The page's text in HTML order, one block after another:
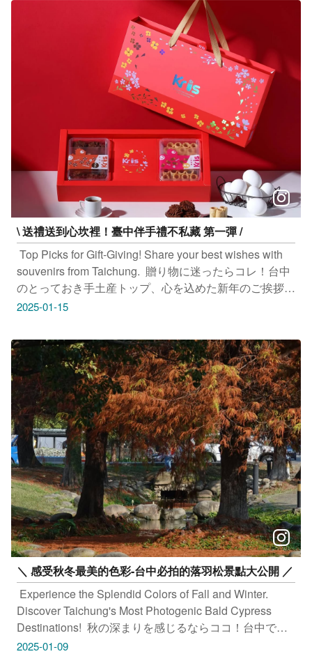
採購口袋名單，一起來採買！ ​ 天津路年貨大街▶ 每到過
年，商圈變年貨大街，臺中天津路年貨大街，在地人每年
必備的年前行程 ​ 台中一中年貨大街▶ 不只擁有臺中美
食，還可以買新衣、逛市集、玩遊戲，和滿額摸彩活動 ​ ​
天津路年貨大街 地址：台中市天津路(中清路至梅川路段)
​ 台中一中年貨大街 地址：台中市中區繼光街158號 ​ 只要
Tag@taichungtravels 就有機會讓你的美照在大玩台中
FB、IG、微博及臺中觀光旅遊網上曝光喔！ ​
#taichungtravels #travel #scenery #Landscape #taiwan
#taichung #discovertaichung #여행 #풍경 #観光 #旅行 #
風景 #台中 #大玩台中 #台中景點 #打卡景點 #台中風景 #
台中旅遊‌‌‌ #天津路年貨大街 #台中一中年貨大街
\ 送禮送到心坎裡！臺中伴手禮不私藏 第一彈 /
​ Top Picks for Gift-Giving! Share your best wishes with
souvenirs from Taichung. ​ 贈り物に迷ったらコレ！台中
のとっておき手土産トップ、心を込めた新年のご挨拶 ​
최고의 새해 선물! 진심을 담은 타이중 10대 기념품 ​ #幸
地址：臺中市中區自由路二段36號 ​ #阿聰師的糕餅主意
地址：臺中市大甲區文武路38號 ​ #芋樂大世界 地址：臺
中市大安區興安路166號 ​ #十間屋烘培坊 地址：臺中市東
區樂業路152號 ​ #威利與查理手作烘焙坊 地址：臺中市北
屯區北屯路141號 ​ #翔記手工蛋黃酥 地址：臺中市東區自
由路三段287號 ​ #幸福圓手作坊有限公司 地址：臺中市太
平區光興路115號 ​ #以諾莊園 地址：臺中市北屯區崇德路
二段256號中科大飯店1F櫃位 ​ #中臺太陽堂食品有限公司
地址：臺中市太平區光興路115號 ​ #古味堂製菓廠有限公
司 地址：臺中市太平區大興21街75號 ​ #浮世三千 地址：
臺中市新社區龍安橋23之2號 ​ #嘉味軒 地址：臺中市西區
模範街12巷5號 ​ #Kris 克里酥 地址：臺中市西屯區青海路
二段284號 ​ 只要Tag@taichungtravels 就有機會讓你的美
照在大玩台中FB、IG、微博及臺中觀光旅遊網上曝光
喔！ ​ #taichungtravels #travel #scenery #Landscape
#taiwan #taichung #discovertaichung #여행 #풍경 #観光
#旅行 #風景 #台中 #大玩台中 #台中景點 #台中旅遊
2025-01-15
＼ 感受秋冬最美的色彩-台中必拍的落羽松景點大公開 ／
​ Experience the Splendid Colors of Fall and Winter.
Discover Taichung's Most Photogenic Bald Cypress
Destinations! ​ 秋の深まりを感じるならココ！台中で絶
対に外せない、フォトジェニックな落羽松スポットを大
2025-01-09